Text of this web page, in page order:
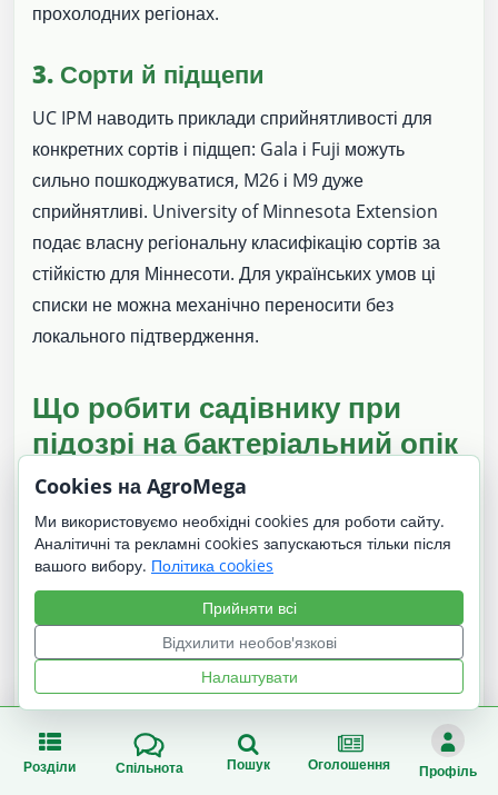
прохолодних регіонах.
3. Сорти й підщепи
UC IPM наводить приклади сприйнятливості для
конкретних сортів і підщеп: Gala і Fuji можуть
сильно пошкоджуватися, M26 і M9 дуже
сприйнятливі. University of Minnesota Extension
подає власну регіональну класифікацію сортів за
стійкістю для Міннесоти. Для українських умов ці
списки не можна механічно переносити без
локального підтвердження.
Що робити садівнику при
підозрі на бактеріальний опік
Оглянути дерево: чи є зігнуті “гачком” молоді
пагони, чорні/бурі листки, засохлі квітки, що не
опадають, бактеріальний ексудат або темні
ракові ураження.
Не ігнорувати хворобу: інфекція може
просуватися з пагонів у гілки, стовбур і корені.
деревину, особливо якщо це робиться в період
Розділи Спільнота Пошук Оголошення Профіль
Cookies на AgroMega
Ми використовуємо необхідні cookies для роботи сайту.
Аналітичні та рекламні cookies запускаються тільки після
вашого вибору. Політика cookies
Прийняти всі
Відхилити необов'язкові
Налаштувати